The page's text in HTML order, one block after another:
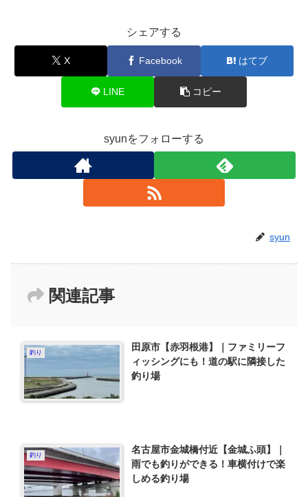
シェアする
X Facebook はてブ
LINE コピー
syunをフォローする
syun
関連記事
釣り
田原市【赤羽根港】｜ファミリーフ
ィッシングにも！道の駅に隣接した
釣り場
釣り
名古屋市金城橋付近【金城ふ頭】｜
雨でも釣りができる！車横付けで楽
しめる釣り場